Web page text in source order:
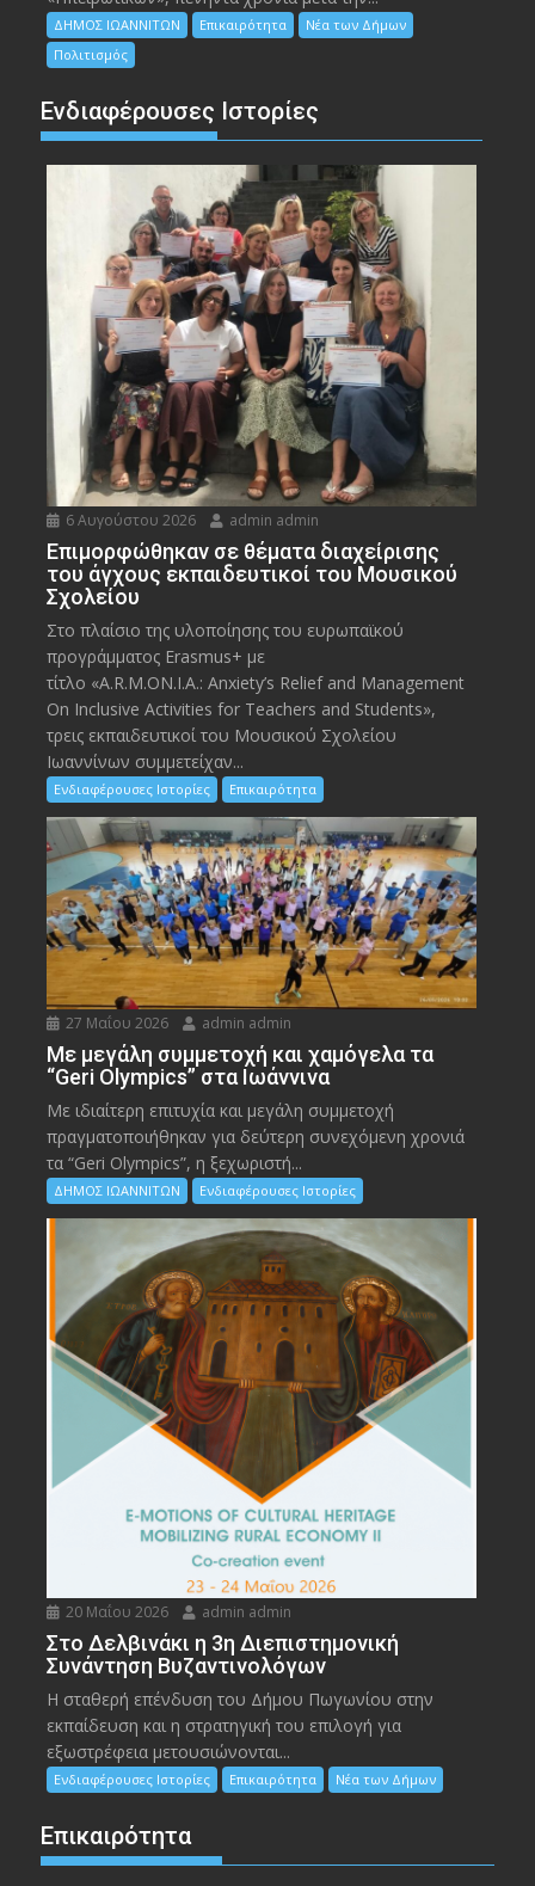
ΔΗΜΟΣ ΙΩΑΝΝΙΤΩΝ Επικαιρότητα
Νέα των Δήμων
Πολιτισμός
Ενδιαφέρουσες Ιστορίες
6 Αυγούστου 2026 admin admin
Eπιμορφώθηκαν σε θέματα διαχείρισης
του άγχους εκπαιδευτικοί του Μουσικού
Σχολείου
Στο πλαίσιο της υλοποίησης του ευρωπαϊκού
προγράμματος Erasmus+ με
τίτλο «A.R.M.ON.I.A.: Anxiety’s Relief and Management
On Inclusive Activities for Teachers and Students»,
τρεις εκπαιδευτικοί του Μουσικού Σχολείου
Ιωαννίνων συμμετείχαν...
Ενδιαφέρουσες Ιστορίες Επικαιρότητα
27 Μαΐου 2026 admin admin
Με μεγάλη συμμετοχή και χαμόγελα τα
“Geri Olympics” στα Ιωάννινα
Με ιδιαίτερη επιτυχία και μεγάλη συμμετοχή
πραγματοποιήθηκαν για δεύτερη συνεχόμενη χρονιά
τα “Geri Olympics”, η ξεχωριστή...
ΔΗΜΟΣ ΙΩΑΝΝΙΤΩΝ Ενδιαφέρουσες Ιστορίες
20 Μαΐου 2026 admin admin
Στο Δελβινάκι η 3η Διεπιστημονική
Συνάντηση Βυζαντινολόγων
Η σταθερή επένδυση του Δήμου Πωγωνίου στην
εκπαίδευση και η στρατηγική του επιλογή για
εξωστρέφεια μετουσιώνονται...
Ενδιαφέρουσες Ιστορίες Επικαιρότητα Νέα των Δήμων
Επικαιρότητα